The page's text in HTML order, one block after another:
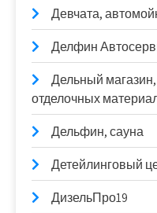
Девчата,
Делфин
Дельный
отделочных
Дельфин, сауна
Детейлинговый
ДизельПро19